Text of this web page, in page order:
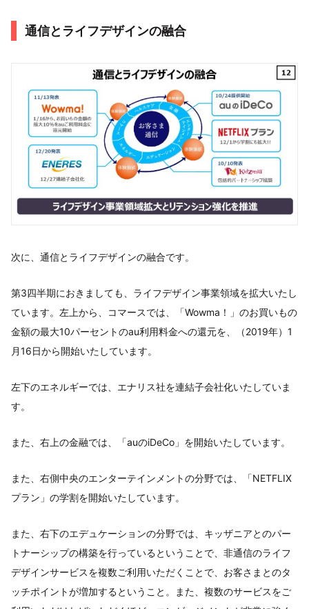
通信とライフデザインの融合
次に、通信とライフデザインの融合です。
第3四半期におきましても、ライフデザイン事業領域を拡大いたし
ています。左上から、コマースでは、「Wowma！」のお買いもの
金額の最大10パーセントのau利用料金への還元を、（2019年）1
月16日から開始いたしています。
左下のエネルギーでは、エナリス社を連結子会社化いたしていま
す。
また、右上の金融では、「auのiDeCo」を開始いたしています。
また、右側中央のエンターテインメントの分野では、「NETFLIX
プラン」の学割を開始いたしています。
また、右下のエデュケーションの分野では、キッザニアとのパー
トナーシップの構築を行っているということで、非通信のライフ
デザインサービスを複数ご利用いただくことで、お客さまとのタ
ッチポイントが増加するということ。また、複数のサービスをご